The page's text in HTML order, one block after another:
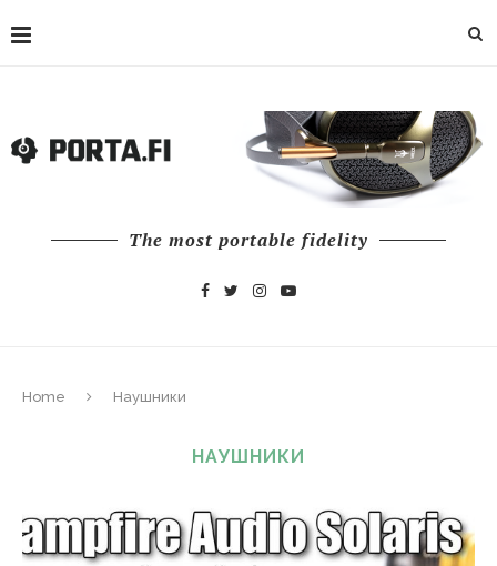
The most portable fidelity
Home Наушники
НАУШНИКИ